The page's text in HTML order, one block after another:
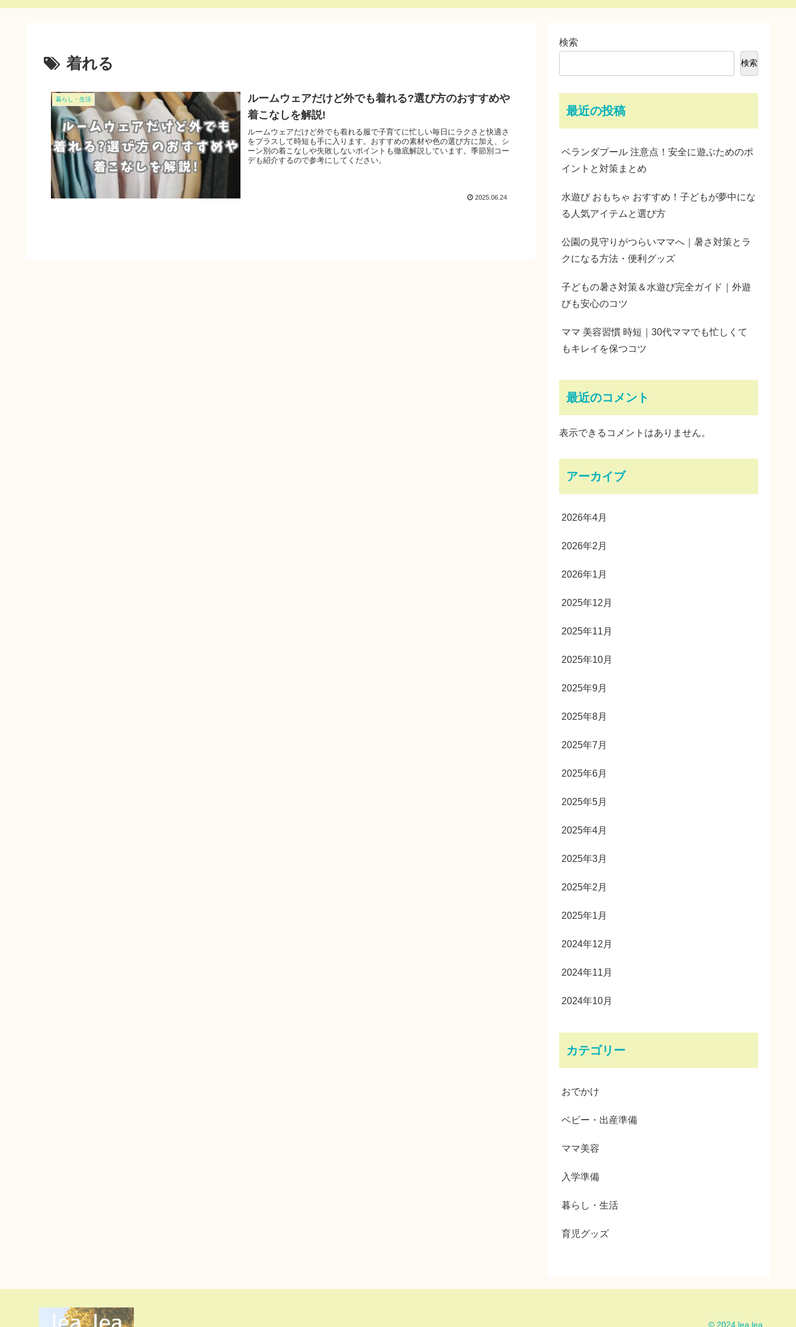
着れる
暮らし・生活
ルームウェアだけど外でも着れる?選び方のおすすめや
着こなしを解説!
ルームウェアだけど外でも着れる服で子育てに忙しい毎日にラクさと快適さ
をプラスして時短も手に入ります。おすすめの素材や色の選び方に加え、シ
ーン別の着こなしや失敗しないポイントも徹底解説しています。季節別コー
デも紹介するので参考にしてください。
2025.06.24
検索
検索
最近の投稿
ベランダプール 注意点！安全に遊ぶためのポ
イントと対策まとめ
水遊び おもちゃ おすすめ！子どもが夢中にな
る人気アイテムと選び方
公園の見守りがつらいママへ｜暑さ対策とラ
クになる方法・便利グッズ
子どもの暑さ対策＆水遊び完全ガイド｜外遊
びも安心のコツ
ママ 美容習慣 時短｜30代ママでも忙しくて
もキレイを保つコツ
最近のコメント
表示できるコメントはありません。
アーカイブ
2026年4月
2026年2月
2026年1月
2025年12月
2025年11月
2025年10月
2025年9月
2025年8月
2025年7月
2025年6月
2025年5月
2025年4月
2025年3月
2025年2月
2025年1月
2024年12月
2024年11月
2024年10月
カテゴリー
おでかけ
ベビー・出産準備
ママ美容
入学準備
暮らし・生活
育児グッズ
© 2024 lea lea.